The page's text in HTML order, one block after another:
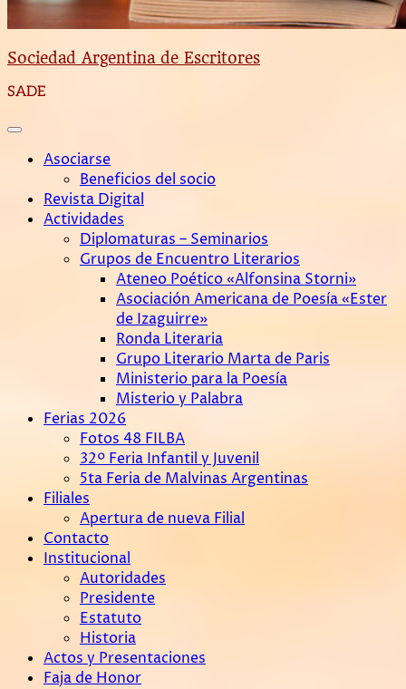
Sociedad Argentina de Escritores
SADE
Asociarse
Beneficios del socio
Revista Digital
Actividades
Diplomaturas – Seminarios
Grupos de Encuentro Literarios
Ateneo Poético «Alfonsina Storni»
Asociación Americana de Poesía «Ester
de Izaguirre»
Ronda Literaria
Grupo Literario Marta de Paris
Ministerio para la Poesía
Misterio y Palabra
Ferias 2026
Fotos 48 FILBA
32º Feria Infantil y Juvenil
5ta Feria de Malvinas Argentinas
Filiales
Apertura de nueva Filial
Contacto
Institucional
Autoridades
Presidente
Estatuto
Historia
Actos y Presentaciones
Faja de Honor